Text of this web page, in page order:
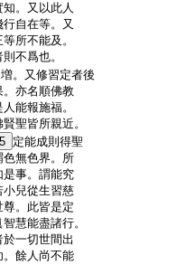
。又以此人
自在等。又
所不能及。
不爲也。
。又修習定者後
。亦名順佛教
能報施福。
聖皆所親近。
5 定能成則得聖
色無色界。所
是事。謂能究
小兒從生習慈
。此皆是定
慧能盡諸行。
一切世間出
。餘人尚不能